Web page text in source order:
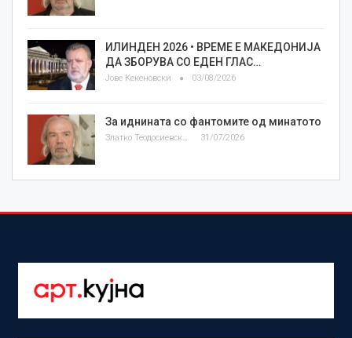
ИЛИНДЕН 2026 • ВРЕМЕ Е МАКЕДОНИЈА
ДА ЗБОРУВА СО ЕДЕН ГЛАС…
Јове Кекеновски 03/08/2026
За иднината со фантомите од минатото
Златко Теодосиевски 31/07/2026